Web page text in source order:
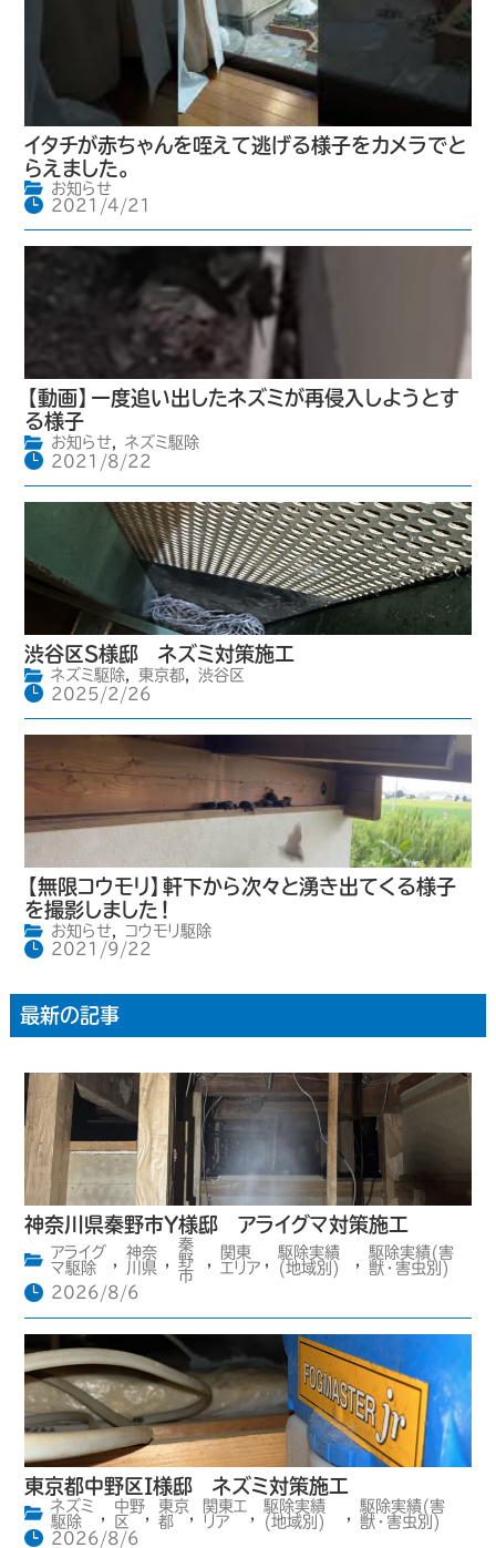
イタチが赤ちゃんを咥えて逃げる様子をカメラでと
らえました。
お知らせ
2021/4/21
【動画】一度追い出したネズミが再侵入しようとす
る様子
お知らせ,
ネズミ駆除
2021/8/22
渋谷区S様邸 ネズミ対策施工
ネズミ駆除, 東京都,
渋谷区
2025/2/26
【無限コウモリ】軒下から次々と湧き出てくる様子
を撮影しました！
お知らせ,
コウモリ駆除
2021/9/22
最新の記事
神奈川県秦野市Y様邸 アライグマ対策施工
アライグ
マ駆除
,
神奈
川県 ,
秦
野
市
,
関東
エリア ,
駆除実績
(地域別)
,
駆除実績(害
獣・害虫別)
2026/8/6
東京都中野区I様邸 ネズミ対策施工
ネズミ
駆除
中野
区
東京
都
関東エ
リア
駆除実績
(地域別)
駆除実績(害
獣・害虫別)
2026/8/6